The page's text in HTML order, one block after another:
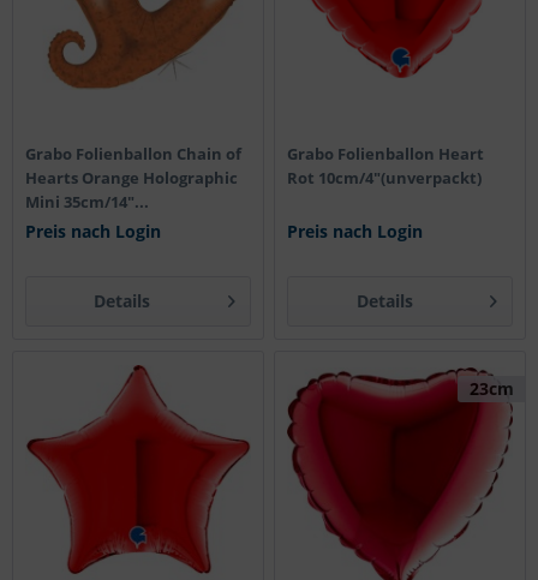
Grabo Folienballon Chain of
Hearts Orange Holographic
Mini 35cm/14"...
Preis nach Login
Details
Grabo Folienballon Heart
Rot 10cm/4"(unverpackt)
Preis nach Login
Details
23cm